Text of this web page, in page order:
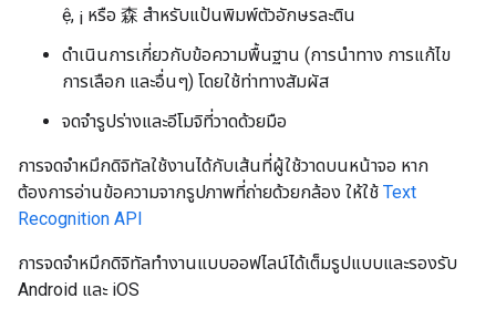
ệ, ¡ หรือ 森 สำหรับแป้นพิมพ์ตัวอักษรละติน
ดำเนินการเกี่ยวกับข้อความพื้นฐาน (การนำทาง การแก้ไข
การเลือก และอื่นๆ) โดยใช้ท่าทางสัมผัส
จดจำรูปร่างและอีโมจิที่วาดด้วยมือ
การจดจำหมึกดิจิทัลใช้งานได้กับเส้นที่ผู้ใช้วาดบนหน้าจอ หาก
ต้องการอ่านข้อความจากรูปภาพที่ถ่ายด้วยกล้อง ให้ใช้ Text
Recognition API
การจดจำหมึกดิจิทัลทำงานแบบออฟไลน์ได้เต็มรูปแบบและรองรับ
Android และ iOS